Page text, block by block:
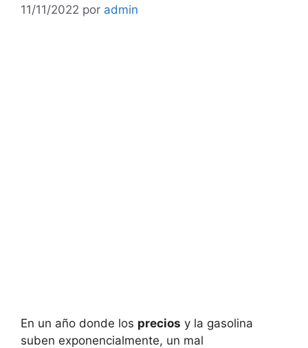
11/11/2022 por admin
En un año donde los precios y la gasolina
suben exponencialmente, un mal